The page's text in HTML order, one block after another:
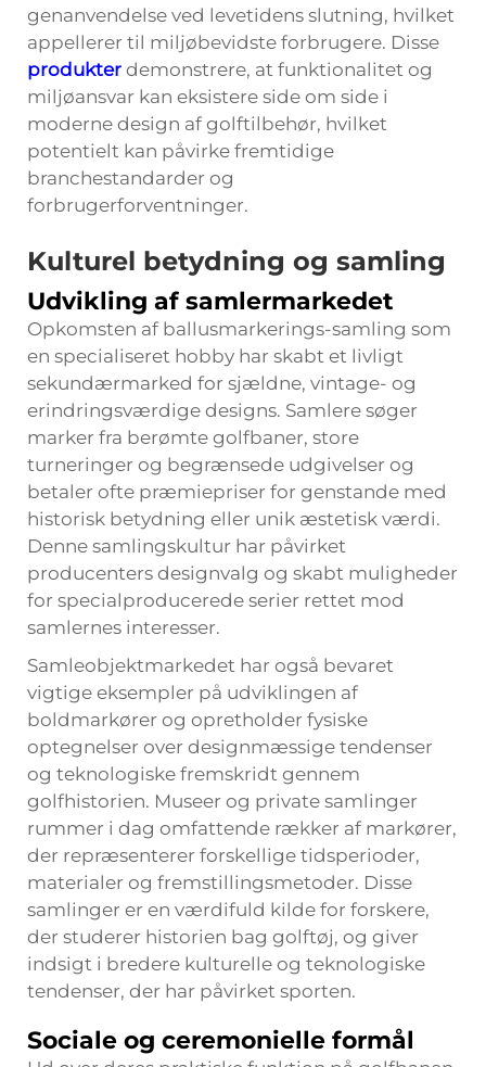
genanvendelse ved levetidens slutning, hvilket
appellerer til miljøbevidste forbrugere. Disse
produkter demonstrere, at funktionalitet og
miljøansvar kan eksistere side om side i
moderne design af golftilbehør, hvilket
potentielt kan påvirke fremtidige
branchestandarder og
forbrugerforventninger.
Kulturel betydning og samling
Udvikling af samlermarkedet
Opkomsten af ballusmarkerings-samling som
en specialiseret hobby har skabt et livligt
sekundærmarked for sjældne, vintage- og
erindringsværdige designs. Samlere søger
marker fra berømte golfbaner, store
turneringer og begrænsede udgivelser og
betaler ofte præmiepriser for genstande med
historisk betydning eller unik æstetisk værdi.
Denne samlingskultur har påvirket
producenters designvalg og skabt muligheder
for specialproducerede serier rettet mod
samlernes interesser.
Samleobjektmarkedet har også bevaret
vigtige eksempler på udviklingen af
boldmarkører og opretholder fysiske
optegnelser over designmæssige tendenser
og teknologiske fremskridt gennem
golfhistorien. Museer og private samlinger
rummer i dag omfattende rækker af markører,
der repræsenterer forskellige tidsperioder,
materialer og fremstillingsmetoder. Disse
samlinger er en værdifuld kilde for forskere,
der studerer historien bag golftøj, og giver
indsigt i bredere kulturelle og teknologiske
tendenser, der har påvirket sporten.
Sociale og ceremonielle formål